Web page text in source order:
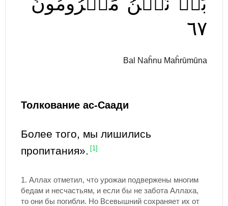
٦٧
Bal Naĥnu Maĥrūmūna
Толкование ас-Саади
Более того, мы лишились
пропитания».
[1]
1. Аллах отметил, что урожаи подвержены многим
бедам и несчастьям, и если бы не забота Аллаха,
то они бы погибли. Но Всевышний сохраняет их от